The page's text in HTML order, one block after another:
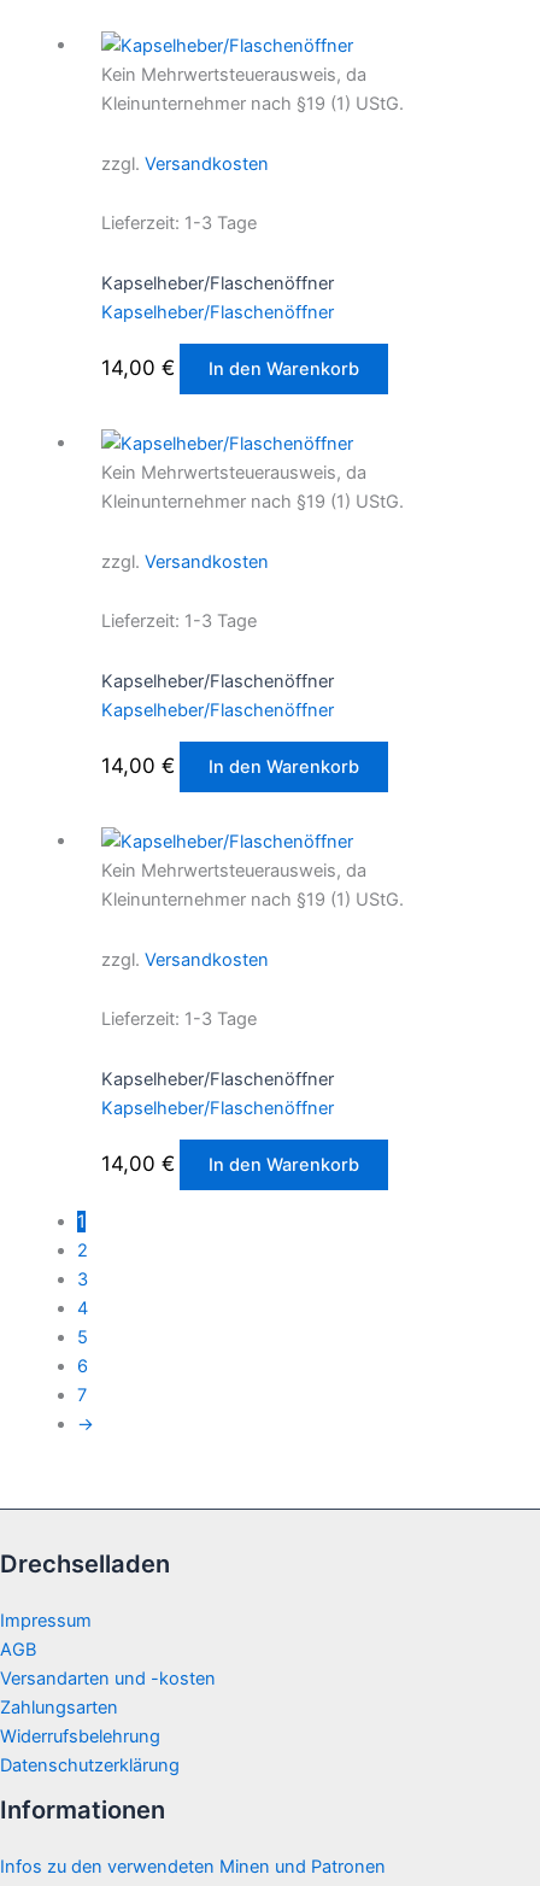
Kein Mehrwertsteuerausweis, da
Kleinunternehmer nach §19 (1) UStG.
zzgl. Versandkosten
Lieferzeit: 1-3 Tage
Kapselheber/Flaschenöffner
Kapselheber/Flaschenöffner
14,00 € In den Warenkorb
Kein Mehrwertsteuerausweis, da
Kleinunternehmer nach §19 (1) UStG.
zzgl. Versandkosten
Lieferzeit: 1-3 Tage
Kapselheber/Flaschenöffner
Kapselheber/Flaschenöffner
14,00 € In den Warenkorb
Kein Mehrwertsteuerausweis, da
Kleinunternehmer nach §19 (1) UStG.
zzgl. Versandkosten
Lieferzeit: 1-3 Tage
Kapselheber/Flaschenöffner
Kapselheber/Flaschenöffner
14,00 € In den Warenkorb
1
2
3
4
5
6
7
→
Drechselladen
Impressum
AGB
Versandarten und -kosten
Zahlungsarten
Widerrufsbelehrung
Datenschutzerklärung
Informationen
Infos zu den verwendeten Minen und Patronen